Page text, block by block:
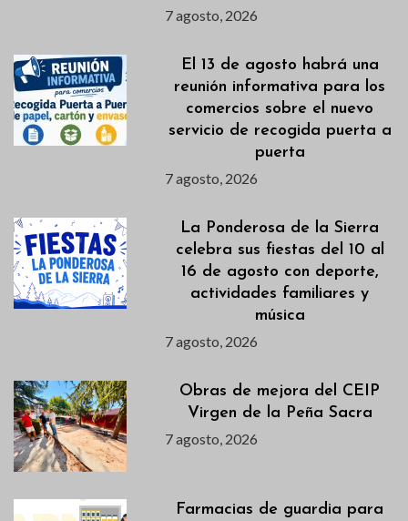
7 agosto, 2026
El 13 de agosto habrá una
reunión informativa para los
comercios sobre el nuevo
servicio de recogida puerta a
puerta
7 agosto, 2026
La Ponderosa de la Sierra
celebra sus fiestas del 10 al
16 de agosto con deporte,
actividades familiares y
música
7 agosto, 2026
Obras de mejora del CEIP
Virgen de la Peña Sacra
7 agosto, 2026
Farmacias de guardia para